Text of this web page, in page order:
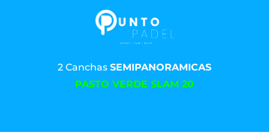
2 Canchas SEMIPANORAMICAS
PASTO VERDE SLAM 20